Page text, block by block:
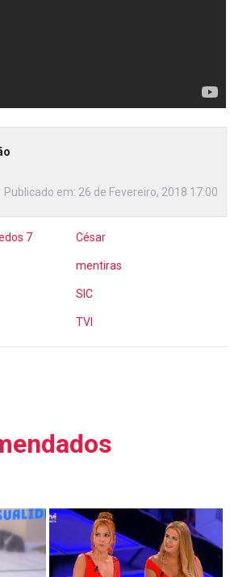
Publicado em: 26 de Fevereiro, 2018 17:00
7 César
mentiras
SIC
TVI